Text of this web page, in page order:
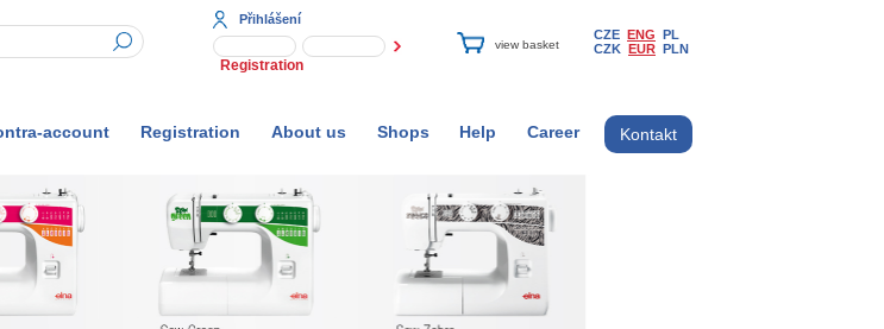
Přihlášení
Registration
CZE ENG PL
CZK EUR PLN
account Registration About us Shops Help Career Kontakt